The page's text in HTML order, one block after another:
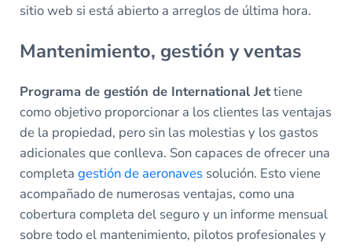
sitio web si está abierto a arreglos de última hora.
Mantenimiento, gestión y ventas
Programa de gestión de International Jettiene
como objetivo proporcionar a los clientes las ventajas
de la propiedad, pero sin las molestias y los gastos
adicionales que conlleva. Son capaces de ofrecer una
completa gestión de aeronavessolución. Esto viene
acompañado de numerosas ventajas, como una
cobertura completa del seguro y un informe mensual
sobre todo el mantenimiento, pilotos profesionales y